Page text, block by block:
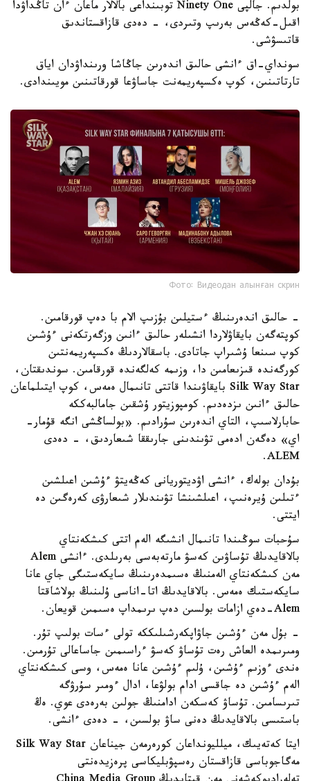
بولدىم. جالپى Ninety One توبىنداعى بالالار ماعان ءان تاڭداۋدا
اقىل-كەڭەس بەرىپ وتىردى، - دەدى قازاقستاندىق
قاتىسۋشى.
سونداي-اق ءانشى حالىق اندەرىن جاڭاشا ورىنداۋدان اياق
تارتاتىنىن، كوپ ەكسپەريمەنت جاساۋعا قورقاتىنىن مويىندادى.
Фото: Видеодан алынған скрин
- حالىق اندەرىنىڭ ءستيلىن بۇزىپ الام با دەپ قورقامىن.
كوپتەگەن بايقاۋلاردا انشىلەر حالىق ءانىن وزگەرتكەنى ءۇشىن
كوپ سىنعا ۇشىراپ جاتادى. باسقالاردىڭ ەكسپەريمەنتىن
كورگەندە قىزىعامىن دا، وزىمە كەلگەندە قورقامىن. سوندىقتان،
Silk Way Star بايقاۋىندا قاتتى تانىمال ەمەس، كوپ ايتىلماعان
حالىق ءانىن ىزدەدىم. كومپوزيتور ۇشقىن جامالبەككە
حابارلاسىپ، التاي اندەرىن سۇرادىم. «بولساڭشى انگە قۇمار-
اي» دەگەن ادەمى تۋىندىنى جارىققا شىعاردىق، - دەدى
ALEM.
بۇدان بولەك، ءانشى اۋديتوريانى كەڭەيتۋ ءۇشىن اعىلشىن
ءتىلىن ۇيرەنىپ، اعىلشىنشا تۋىندىلار شىعارۋى كەرەگىن دە
ايتتى.
سۇحبات سوڭىندا تانىمال انشىگە الەم اتتى كىشكەنتاي
بالاقايدىڭ تۇساۋىن كەسۋ مارتەبەسى بەرىلدى. ءانشى Alem
مەن كىشكەنتاي الەمنىڭ ەسىمدەرىنىڭ سايكەستىگى جاي عانا
سايكەستىك ەمەس. بالاقايدىڭ اتا-اناسى ۇلىنىڭ بولاشاقتا
Alem-دەي ازامات بولسىن دەپ ىرىمداپ ەسىمىن قويعان.
- بۇل مەن ءۇشىن جاۋاپكەرشىلىككە تولى ءسات بولىپ تۇر.
ومىرىمدە العاش رەت تۇساۋ كەسۋ ءراسىمىن جاساعالى تۇرمىن.
ەندى ءوزىم ءۇشىن، ۇلىم ءۇشىن عانا ەمەس، وسى كىشكەنتاي
الەم ءۇشىن دە جاقسى ادام بولۋعا، ادال ءومىر سۇرۋگە
تىرىسامىن. تۇساۋ كەسكەن ادامنىڭ جولىن بەرەدى عوي. ەڭ
باستىسى بالاقايدىڭ دەنى ساۋ بولسىن، - دەدى ءانشى.
ايتا كەتەيىك، ميلليونداعان كورەرمەن جيناعان Silk Way Star
مەگاجوباسى قازاقستان رەسپۋبليكاسى پرەزيدەنتى